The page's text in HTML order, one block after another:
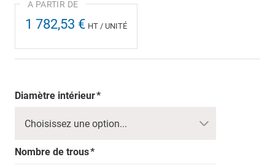
1 782,53 € HT / UNITÉ
Diamètre intérieur
Nombre de trous